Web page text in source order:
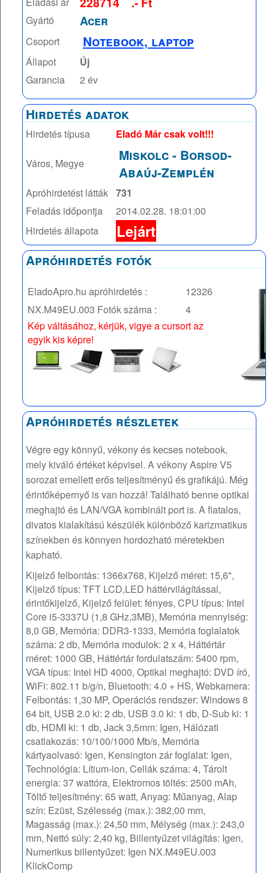
Gyártó Acer
Csoport Notebook, laptop
Állapot
Új
Garancia
2 év
Hirdetés adatok
Hirdetés típusa Eladó Már csak volt!!!
Város, Megye Miskolc- Borsod-
Abaúj-Zemplén
Apróhirdetést látták 731
Feladás időpontja
2014.02.28. 18:01:00
Hirdetés állapota
Lejárt
Apróhirdetés fotók
EladoApro.hu apróhirdetés :
12326
NX.M49EU.003 Fotók száma :
4
Kép váltásához, kérjük, vigye a cursort az
egyik kis képre!
Apróhirdetés részletek
Végre egy könnyű, vékony és kecses notebook,
mely kiváló értéket képvisel. A vékony Aspire V5
sorozat emellett erős teljesítményű és grafikájú. Még
érintőképernyő is van hozzá! Található benne optikai
meghajtó és LAN/VGA kombinált port is. A fiatalos,
divatos kialakítású készülék különböző karizmatikus
színekben és könnyen hordozható méretekben
kapható.
Kijelző felbontás: 1366x768, Kijelző méret: 15,6",
Kijelző típus: TFT LCD,LED háttérvilágítással,
érintőkijelző, Kijelző felület: fényes, CPU típus: Intel
Core i5-3337U (1,8 GHz,3MB), Memória mennyiség:
8,0 GB, Memória: DDR3-1333, Memória foglalatok
száma: 2 db, Memória modulok: 2 x 4, Háttértár
méret: 1000 GB, Háttértár fordulatszám: 5400 rpm,
VGA típus: Intel HD 4000, Optikai meghajtó: DVD író,
WiFi: 802.11 b/g/n, Bluetooth: 4.0 + HS, Webkamera:
Felbontás: 1,30 MP, Operációs rendszer: Windows 8
64 bit, USB 2.0 ki: 2 db, USB 3.0 ki: 1 db, D-Sub ki: 1
db, HDMI ki: 1 db, Jack 3,5mm: Igen, Hálózati
csatlakozás: 10/100/1000 Mb/s, Memória
kártyaolvasó: Igen, Kensington zár foglalat: Igen,
Technológia: Lítium-ion, Cellák száma: 4, Tárolt
energia: 37 wattóra, Elektromos töltés: 2500 mAh,
Töltő teljesítmény: 65 watt, Anyag: Műanyag, Alap
szín: Ezüst, Szélesség (max.): 382,00 mm,
Magasság (max.): 24,50 mm, Mélység (max.): 243,0
mm, Nettó súly: 2,40 kg, Billentyűzet világítás: Igen,
Numerikus billentyűzet: Igen NX.M49EU.003
KlickComp